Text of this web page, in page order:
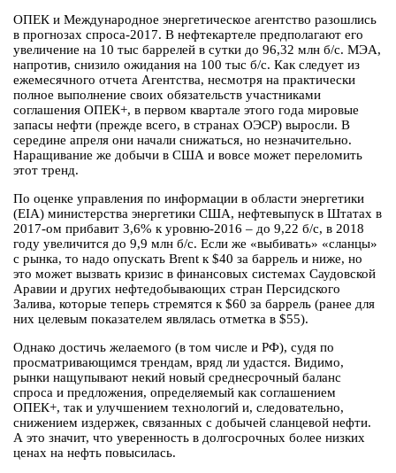
ОПЕК и Международное энергетическое агентство разошлись
в прогнозах спроса-2017. В нефтекартеле предполагают его
увеличение на 10 тыс баррелей в сутки до 96,32 млн б/с. МЭА,
напротив, снизило ожидания на 100 тыс б/с. Как следует из
ежемесячного отчета Агентства, несмотря на практически
полное выполнение своих обязательств участниками
соглашения ОПЕК+, в первом квартале этого года мировые
запасы нефти (прежде всего, в странах ОЭСР) выросли. В
середине апреля они начали снижаться, но незначительно.
Наращивание же добычи в США и вовсе может переломить
этот тренд.
По оценке управления по информации в области энергетики
(EIA) министерства энергетики США, нефтевыпуск в Штатах в
2017-ом прибавит 3,6% к уровню-2016 – до 9,22 б/с, в 2018
году увеличится до 9,9 млн б/с. Если же «выбивать» «сланцы»
с рынка, то надо опускать Brent к $40 за баррель и ниже, но
это может вызвать кризис в финансовых системах Саудовской
Аравии и других нефтедобывающих стран Персидского
Залива, которые теперь стремятся к $60 за баррель (ранее для
них целевым показателем являлась отметка в $55).
Однако достичь желаемого (в том числе и РФ), судя по
просматривающимся трендам, вряд ли удастся. Видимо,
рынки нащупывают некий новый среднесрочный баланс
спроса и предложения, определяемый как соглашением
ОПЕК+, так и улучшением технологий и, следовательно,
снижением издержек, связанных с добычей сланцевой нефти.
А это значит, что уверенность в долгосрочных более низких
ценах на нефть повысилась.